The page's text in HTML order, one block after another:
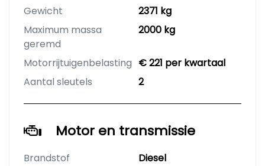
Gewicht
2371 kg
Maximum massa
geremd
2000 kg
Motorrijtuigenbelasting € 221 per kwartaal
Aantal sleutels
2
Motor en transmissie
Brandstof
Diesel